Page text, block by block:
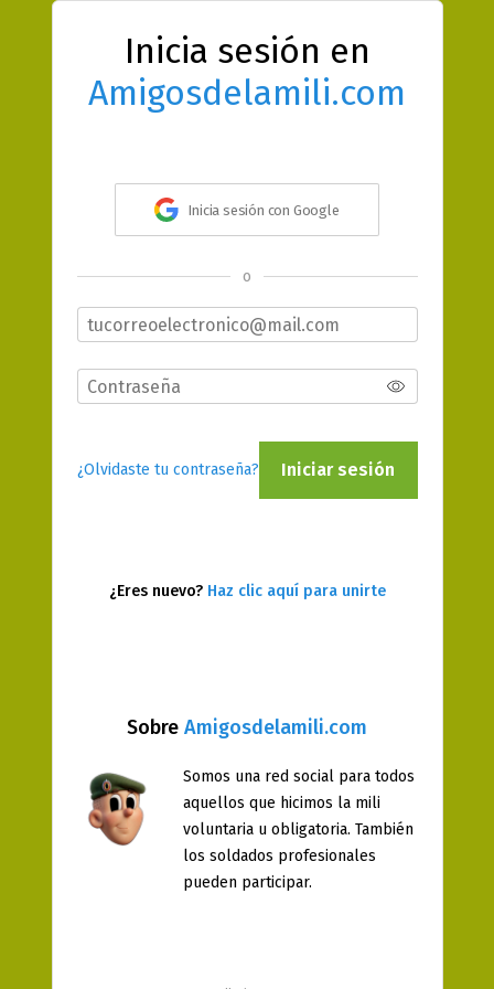
Sobre Amigosdelamili.com
Somos una red social para todos
aquellos que hicimos la mili
voluntaria u obligatoria. También
los soldados profesionales
pueden participar.
Inicia sesión en
Amigosdelamili.com
Inicia sesión con Google
o
¿Olvidaste tu contraseña? Iniciar sesión
¿Eres nuevo? Haz clic aquí para unirte